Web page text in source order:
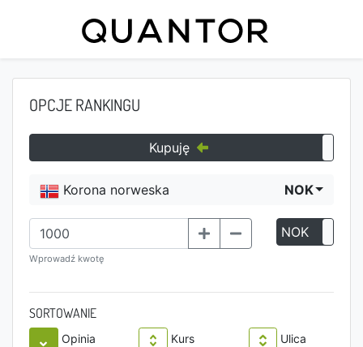
OPCJE RANKINGU
Kupuję
Korona norweska NOK
Wprowadź kwotę
NOK
SORTOWANIE
Opinia Kurs Ulica